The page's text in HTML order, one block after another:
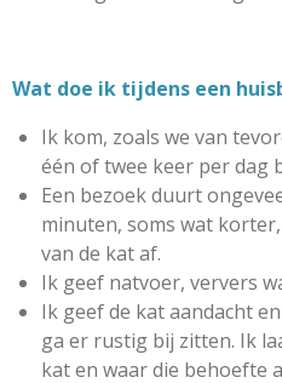
Wat doe ik tijdens een
Ik kom, zoals we van
één of twee keer per dag
Een bezoek duurt
minuten, soms wat
van de kat af.
Ik geef natvoer, ververs
Ik geef de kat aandacht
ga er rustig bij zitten. Ik
kat en waar die behoefte